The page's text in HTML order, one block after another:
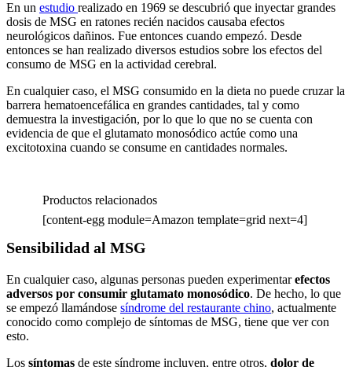
En un estudio realizado en 1969 se descubrió que inyectar grandes
dosis de MSG en ratones recién nacidos causaba efectos
neurológicos dañinos. Fue entonces cuando empezó. Desde
entonces se han realizado diversos estudios sobre los efectos del
consumo de MSG en la actividad cerebral.
En cualquier caso, el MSG consumido en la dieta no puede cruzar la
barrera hematoencefálica en grandes cantidades, tal y como
demuestra la investigación, por lo que lo que no se cuenta con
evidencia de que el glutamato monosódico actúe como una
excitotoxina cuando se consume en cantidades normales.
Productos relacionados
[content-egg module=Amazon template=grid next=4]
Sensibilidad al MSG
En cualquier caso, algunas personas pueden experimentarefectos
adversos por consumir glutamato monosódico. De hecho, lo que
se empezó llamándose síndrome del restaurante chino, actualmente
conocido como complejo de síntomas de MSG, tiene que ver con
esto.
Los síntomas de este síndrome incluyen, entre otros, dolor de